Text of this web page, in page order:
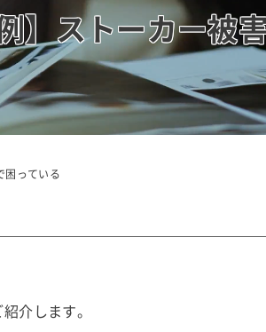
】ストーカー被
困っている
介します。